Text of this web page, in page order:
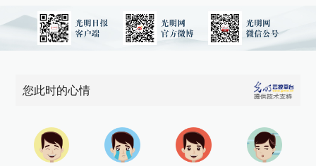
您此时的心情